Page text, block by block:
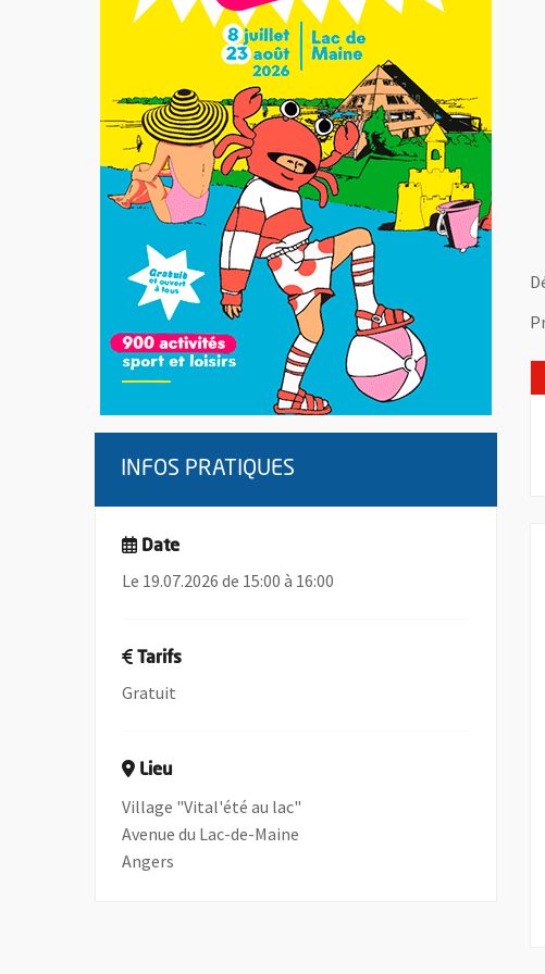
INFOS PRATIQUES
Date
Le 19.07.2026 de 15:00 à 16:00
Tarifs
Gratuit
Lieu
Village "Vital'été au lac"
Avenue du Lac-de-Maine
Angers